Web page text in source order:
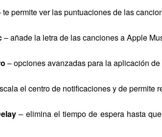
te permite ver las puntuaciones de las
– añade la letra de las canciones a Apple
– opciones avanzadas para la aplicación
el centro de notificaciones y de permite
– elimina el tiempo de espera hasta